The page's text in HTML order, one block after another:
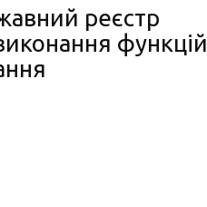
реєстр
функцій